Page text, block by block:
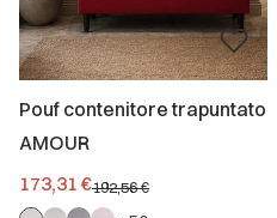
Pouf contenitore trapuntato
AMOUR
Prezzo promozionale
173,31 €192,56 €